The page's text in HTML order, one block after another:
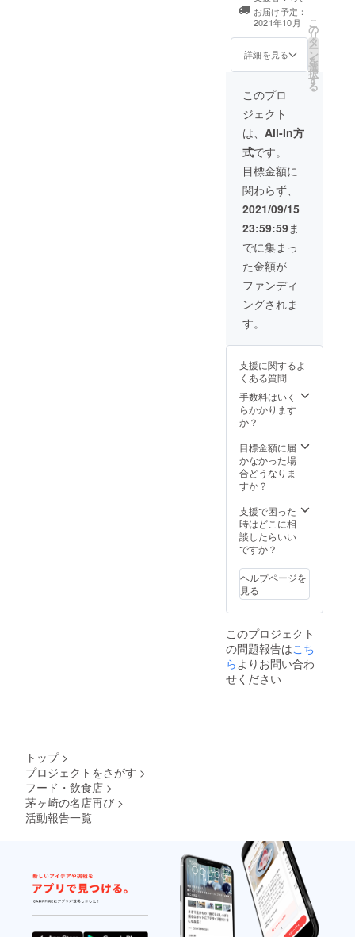
まで メール又は
店頭引き渡しに
お届け予定：
2021年10月
詳細を見る
こ
の
リ
タ
ー
ン
を
選
択
す
る
このプロ
ジェクト
は、 All-In方
式です。
目標金額に
関わらず、
2021/09/15
23:59:59ま
でに集まっ
た金額が
ファンディ
ングされま
す。
支援に関するよ
くある質問
手数料はいく
らかかります
か？
目標金額に届
かなかった場
合どうなりま
すか？
支援で困った
時はどこに相
談したらいい
ですか？
ヘルプページを
見る
このプロジェクト
の問題報告はこち
ら よりお問い合わ
せください
トップ >
プロジェクトをさがす >
フード・飲食店 >
茅ヶ崎の名店再び >
活動報告一覧